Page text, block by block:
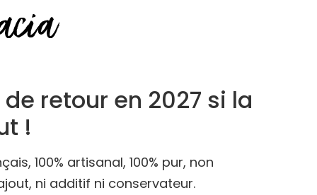
retour en 2027 si la
!
100% artisanal, 100% pur, non
ni additif ni conservateur.